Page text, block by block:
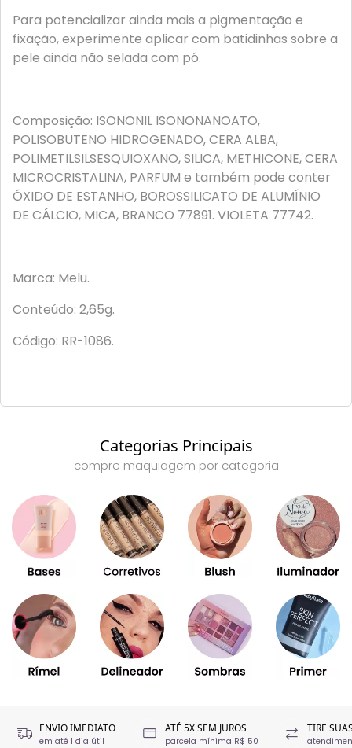
Para potencializar ainda mais a pigmentação e
fixação, experimente aplicar com batidinhas sobre a
pele ainda não selada com pó.
Composição: ISONONIL ISONONANOATO,
POLISOBUTENO HIDROGENADO, CERA ALBA,
POLIMETILSILSESQUIOXANO, SILICA, METHICONE, CERA
MICROCRISTALINA, PARFUM e também pode conter
ÓXIDO DE ESTANHO, BOROSSILICATO DE ALUMÍNIO
DE CÁLCIO, MICA, BRANCO 77891. VIOLETA 77742.
Marca: Melu.
Conteúdo: 2,65g.
Código: RR-1086.
Categorias Principais
compre maquiagem por categoria
ENVIO IMEDIATO
em até 1 dia útil
ATÉ 5X SEM JUROS
parcela mínima R$ 50
TIRE